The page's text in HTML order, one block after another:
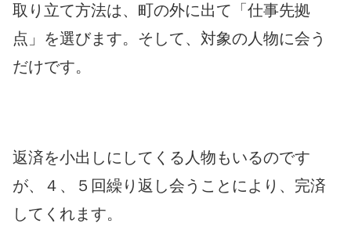
取り立て方法は、町の外に出て「仕事先拠
点」を選びます。そして、対象の人物に会う
だけです。
返済を小出しにしてくる人物もいるのです
が、４、５回繰り返し会うことにより、完済
してくれます。